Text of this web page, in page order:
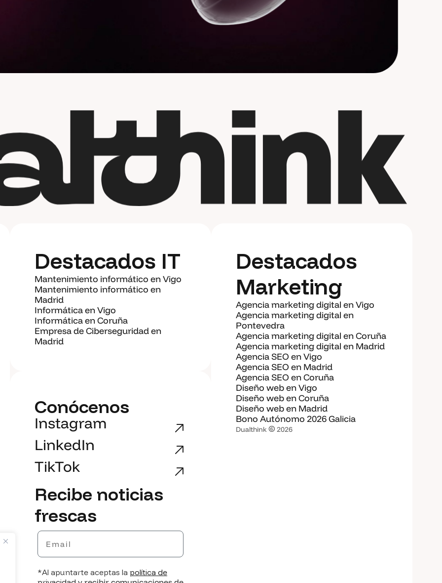
Destacados IT
Mantenimiento informático en Vigo
Mantenimiento informático en
Madrid
Informática en Vigo
Informática en Coruña
Empresa de Ciberseguridad en
Madrid
Conócenos
Instagram
LinkedIn
TikTok
Recibe noticias
frescas
Email
*Al apuntarte aceptas la política de
Destacados
Marketing
Agencia marketing digital en Vigo
Agencia marketing digital en
Pontevedra
Agencia marketing digital en Coruña
Agencia marketing digital en Madrid
Agencia SEO en Vigo
Agencia SEO en Madrid
Agencia SEO en Coruña
Diseño web en Vigo
Diseño web en Coruña
Diseño web en Madrid
Bono Autónomo 2026 Galicia
Dualthink 2026